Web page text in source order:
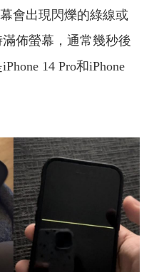
會出現閃爍的綠線或
佈螢幕，通常幾秒後
14 Pro和iPhone